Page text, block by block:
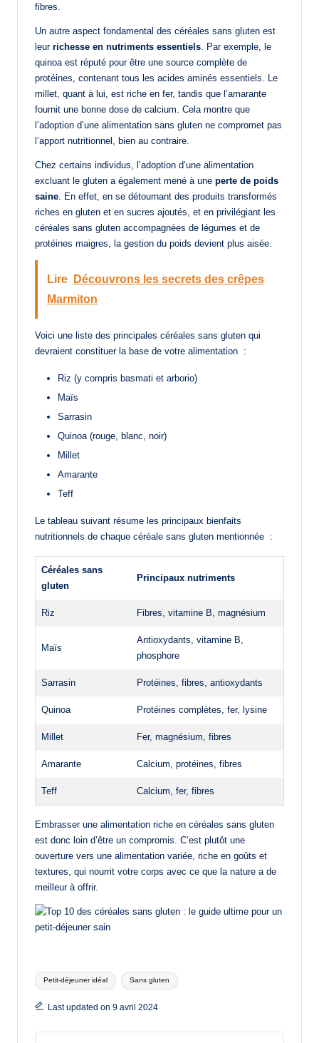
fibres.
Un autre aspect fondamental des céréales sans gluten est
leur richesse en nutriments essentiels. Par exemple, le
quinoa est réputé pour être une source complète de
protéines, contenant tous les acides aminés essentiels. Le
millet, quant à lui, est riche en fer, tandis que l’amarante
fournit une bonne dose de calcium. Cela montre que
l’adoption d’une alimentation sans gluten ne compromet pas
l’apport nutritionnel, bien au contraire.
Chez certains individus, l’adoption d’une alimentation
excluant le gluten a également mené à une perte de poids
saine. En effet, en se détournant des produits transformés
riches en gluten et en sucres ajoutés, et en privilégiant les
céréales sans gluten accompagnées de légumes et de
protéines maigres, la gestion du poids devient plus aisée.
Lire
Découvrons les secrets des crêpes
Marmiton
Voici une liste des principales céréales sans gluten qui
devraient constituer la base de votre alimentation :
Riz (y compris basmati et arborio)
Maïs
Sarrasin
Quinoa (rouge, blanc, noir)
Millet
Amarante
Teff
Le tableau suivant résume les principaux bienfaits
nutritionnels de chaque céréale sans gluten mentionnée :
Céréales sans
gluten
Principaux nutriments
Riz Fibres, vitamine B, magnésium
Maïs
Antioxydants, vitamine B,
phosphore
Sarrasin Protéines, fibres, antioxydants
Quinoa Protéines complètes, fer, lysine
Millet Fer, magnésium, fibres
Amarante Calcium, protéines, fibres
Teff Calcium, fer, fibres
Embrasser une alimentation riche en céréales sans gluten
est donc loin d’être un compromis. C’est plutôt une
ouverture vers une alimentation variée, riche en goûts et
textures, qui nourrit votre corps avec ce que la nature a de
meilleur à offrir.
Tags:
Petit-déjeuner idéal Sans gluten
Last updated on 9 avril 2024